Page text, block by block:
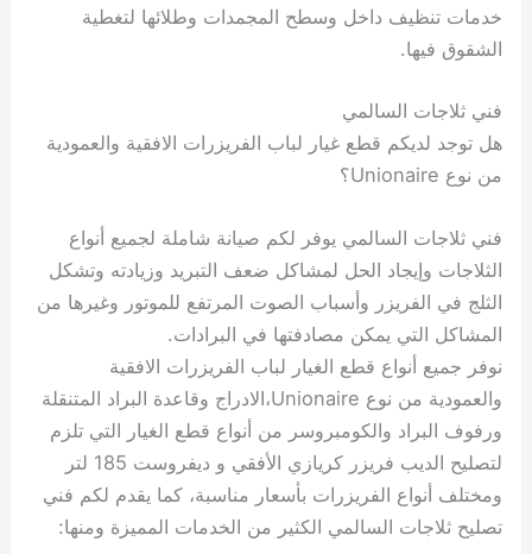
خدمات تنظيف داخل وسطح المجمدات وطلائها لتغطية
الشقوق فيها.
فني ثلاجات السالمي
هل توجد لديكم قطع غيار لباب الفريزرات الافقية والعمودية
من نوع Unionaire؟
فني ثلاجات السالمي يوفر لكم صيانة شاملة لجميع أنواع
الثلاجات وإيجاد الحل لمشاكل ضعف التبريد وزيادته وتشكل
الثلج في الفريزر وأسباب الصوت المرتفع للموتور وغيرها من
المشاكل التي يمكن مصادفتها في البرادات.
نوفر جميع أنواع قطع الغيار لباب الفريزرات الافقية
والعمودية من نوع Unionaire،الادراج وقاعدة البراد المتنقلة
ورفوف البراد والكومبروسر من أنواع قطع الغيار التي تلزم
لتصليح الديب فريزر كريازي الأفقي و ديفروست 185 لتر
ومختلف أنواع الفريزرات بأسعار مناسبة، كما يقدم لكم فني
تصليح ثلاجات السالمي الكثير من الخدمات المميزة ومنها: